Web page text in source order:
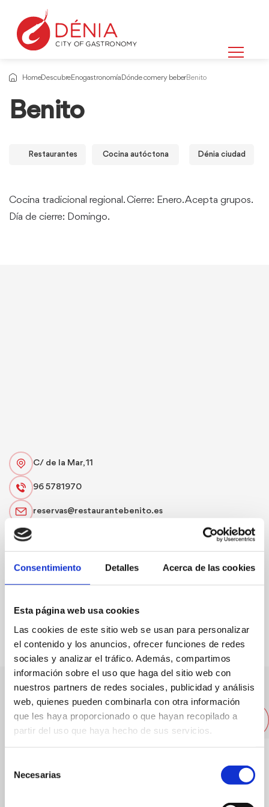
Consentimiento Detalles Acerca de las cookies
Esta página web usa cookies
Las cookies de este sitio web se usan para personalizar
el contenido y los anuncios, ofrecer funciones de redes
sociales y analizar el tráfico. Además, compartimos
información sobre el uso que haga del sitio web con
nuestros partners de redes sociales, publicidad y análisis
web, quienes pueden combinarla con otra información
que les haya proporcionado o que hayan recopilado a
partir del uso que haya hecho de sus servicios.
Necesarias
HomeDescubreEnogastronomía Dónde comer y beberBenito
Benito
Restaurantes Cocina autóctona Dénia ciudad
Cocina tradicional regional. Cierre: Enero. Acepta grupos.
Día de cierre: Domingo.
FAVORITOS
C/ de la Mar, 11
96 5781970
reservas@restaurantebenito.es
Capacidad:45
Otros restaurantes cercanos